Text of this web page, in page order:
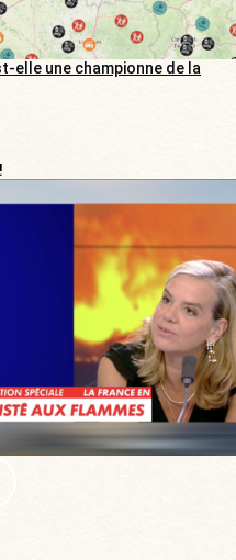
elle une championne de la